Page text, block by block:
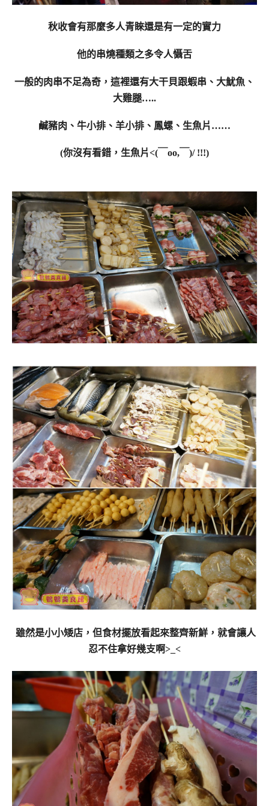
秋收會有那麼多人青睞還是有一定的實力
他的串燒種類之多令人懾舌
一般的肉串不足為奇，這裡還有大干貝跟蝦串、大魷魚、
大雞腿…..
鹹豬肉、牛小排、羊小排、鳳螺、生魚片……
(你沒有看錯，生魚片<(￣oo,￣)/ !!!)
雖然是小小矮店，但食材擺放看起來整齊新鮮，就會讓人
忍不住拿好幾支啊>_<